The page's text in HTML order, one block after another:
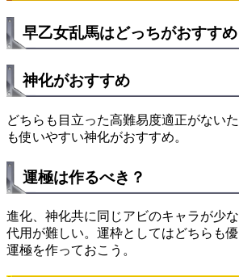
早乙女乱馬はどっちがおすすめ
神化がおすすめ
どちらも目立った高難易度適正がない
も使いやすい神化がおすすめ。
運極は作るべき？
進化、神化共に同じアビのキャラが少
代用が難しい。運枠としてはどちらも
運極を作っておこう。